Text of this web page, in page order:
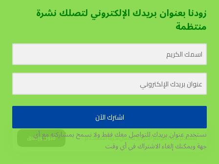
يستخدم هذا الموقع الكوكيز لتحسين تجربة المستخدم. قبول وإغلاق
زودنا بعنوان بريدك الإلكتروني لتصلك نشرة
منتظمة
اشترك الآن
نستخدم عنوان بريدك للتواصل معك فقط ولا نسمح بمشاركته مع أي
جهةويمكنك إلغاء الاشتراك في أي وقت